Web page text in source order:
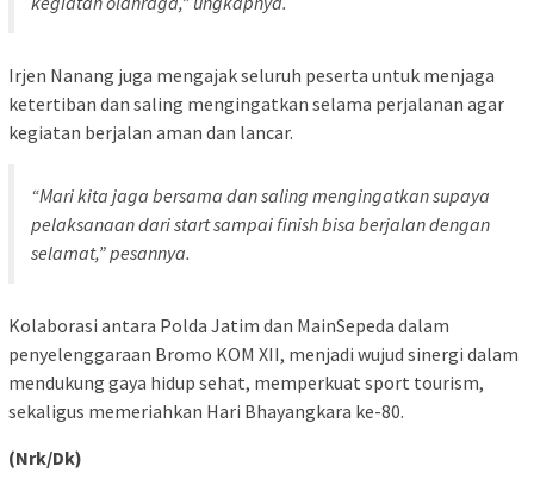
Irjen Nanang juga mengajak seluruh peserta untuk menjaga
ketertiban dan saling mengingatkan selama perjalanan agar
kegiatan berjalan aman dan lancar.
“Mari kita jaga bersama dan saling mengingatkan supaya
pelaksanaan dari start sampai finish bisa berjalan dengan
selamat,” pesannya.
Kolaborasi antara Polda Jatim dan MainSepeda dalam
penyelenggaraan Bromo KOM XII, menjadi wujud sinergi dalam
mendukung gaya hidup sehat, memperkuat sport tourism,
sekaligus memeriahkan Hari Bhayangkara ke-80.
(Nrk/Dk)